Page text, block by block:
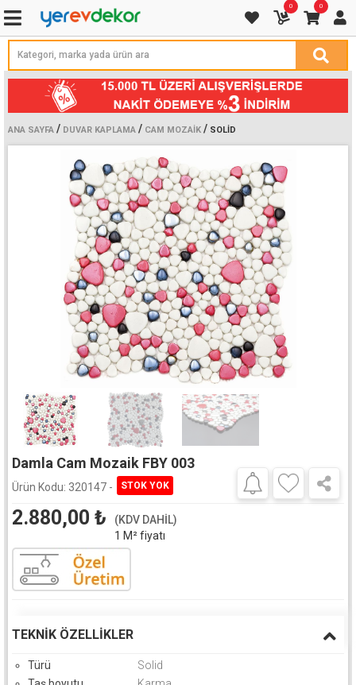
0 0
ANA SAYFA / DUVAR KAPLAMA / CAM MOZAIK / SOLID
Damla Cam Mozaik FBY 003
Ürün Kodu: 320147 -
2.880,00 ₺
(KDV DAHİL)
1 M² fiyatı
TEKNIK ÖZELLIKLER
Türü
Solid